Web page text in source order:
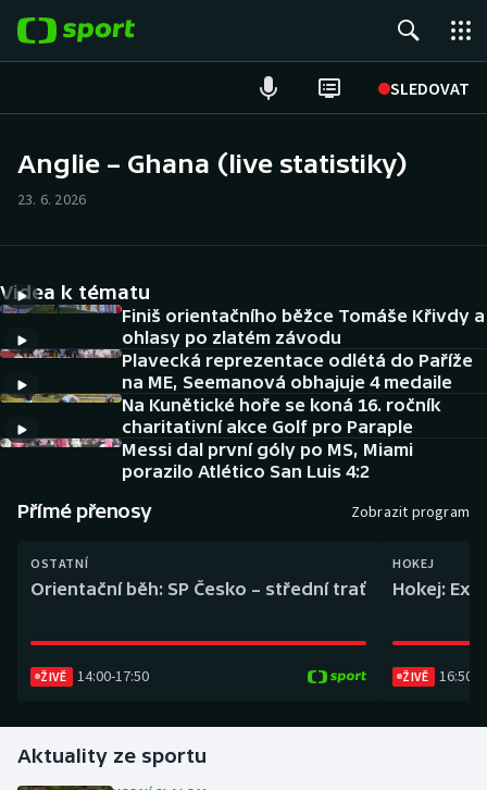
SLEDOVAT
Hokej
Tenis
Atletika
Cyklistika
DALŠÍ SPORTY
Americký fotbal
Baseball a softbal
Basketbal
Curling
NEPŘEHLÉDNĚTE
Soutěže
Historické návraty
Anglie – Ghana (live statistiky)
23. 6. 2026
Videa k tématu
Finiš orientačního běžce Tomáše Křivdy a
ohlasy po zlatém závodu
Plavecká reprezentace odlétá do Paříže
na ME, Seemanová obhajuje 4 medaile
Na Kunětické hoře se koná 16. ročník
charitativní akce Golf pro Paraple
Messi dal první góly po MS, Miami
porazilo Atlético San Luis 4:2
Přímé přenosy Zobrazit program
OSTATNÍ
Orientační běh: SP Česko – střední trať
ŽIVĚ 14:00-17:50
HOKEJ
Hokej:
ŽIVĚ 16:50
Aktuality ze sportu